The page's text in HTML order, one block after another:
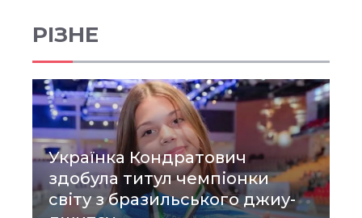
РІЗНЕ
Українка Кондратович
здобула титул чемпіонки
світу з бразильського джиу-